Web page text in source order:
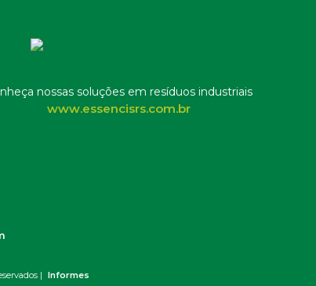
nossas soluções em resíduos industriais
www.essencisrs.com.br
| Informes